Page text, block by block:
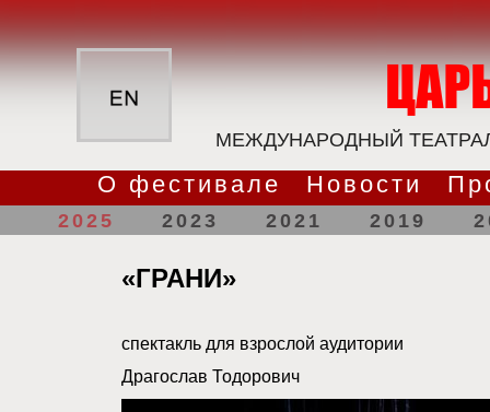
МЕЖДУНАРОДНЫЙ
О фестивале Новости
2025 2023 2021 2019
«ГРАНИ»
спектакль для взрослой аудитории
Драгослав Тодорович